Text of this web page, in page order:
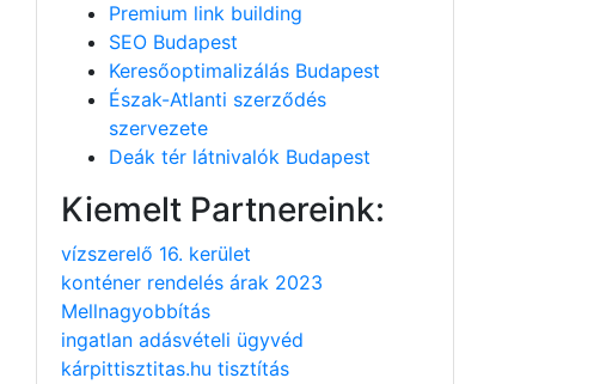
Premium link building
SEO Budapest
Keresőoptimalizálás Budapest
Észak-Atlanti szerződés
szervezete
Deák tér látnivalók Budapest
Kiemelt Partnereink:
vízszerelő 16. kerület
konténer rendelés árak 2023
Mellnagyobbítás
ingatlan adásvételi ügyvéd
kárpittisztitas.hu tisztítás